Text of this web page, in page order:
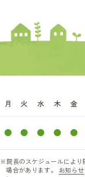
月 火 水 木 金
※院長のスケジュールにより
場合があります。 お知らせ